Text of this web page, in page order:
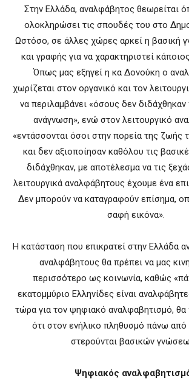
Στην Ελλάδα, αναλφάβητος θεωρείται
ολοκληρώσει τις σπουδές του στο
Ωστόσο, σε άλλες χώρες αρκεί η βασική
και γραφής για να χαρακτηριστεί
Όπως μας εξηγεί η κα Δονούκη ο
χωρίζεται στον οργανικό και τον
να περιλαμβάνει «όσους δεν
ανάγνωση», ενώ στον λειτουργικό
«εντάσσονται όσοι στην πορεία της ζωής
και δεν αξιοποίησαν καθόλου τις
διδάχθηκαν, με αποτέλεσμα να τις
λειτουργικά αναλφάβητους έχουμε ένα
Δεν μπορούν να καταγραφούν επίσημα,
σαφή εικόνα».
Η κατάσταση που επικρατεί στην Ελλάδα
αναλφάβητους θα πρέπει να μας
περισσότερο ως κοινωνία, καθώς
εκατομμύριο Ελληνίδες είναι
τώρα για τον ψηφιακό αναλφαβητισμό, θα
ότι στον ενήλικο πληθυσμό πάνω από
στερούνται βασικών
Ψηφιακός